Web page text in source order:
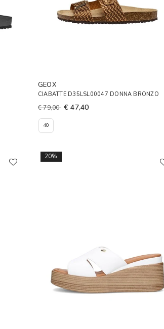
GEOX
CIABATTE D35LSL00047 DONNA BRONZO
€ 79,00 € 47,40
40
20%